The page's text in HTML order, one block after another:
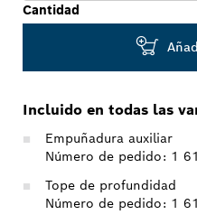
Cantidad
Incluido en todas las
Empuñadura auxiliar
Número de pedido: 1
Tope de profundidad
Número de pedido: 1